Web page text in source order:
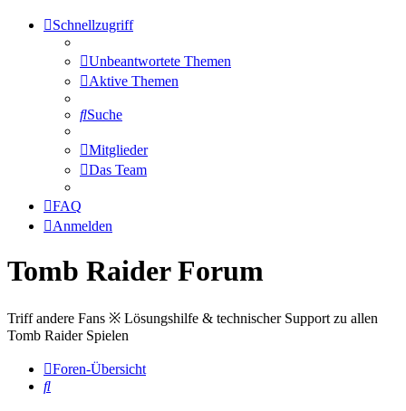
Schnellzugriff
Unbeantwortete Themen
Aktive Themen
Suche
Mitglieder
Das Team
FAQ
Anmelden
Tomb Raider Forum
Triff andere Fans ※ Lösungshilfe & technischer Support zu allen
Tomb Raider Spielen
Foren-Übersicht
Suche